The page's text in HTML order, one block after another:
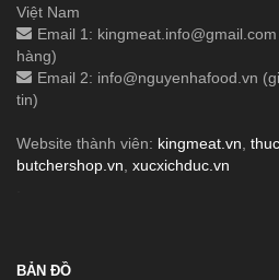
Việt Nam
Email 1: kingmeat.info@gmail.com
hàng)
Email 2: info@nguyenhafood.vn
tin)
Website thành viên: kingmeat.vn
butchershop.vn xucxichduc.vn
BẢN ĐỒ